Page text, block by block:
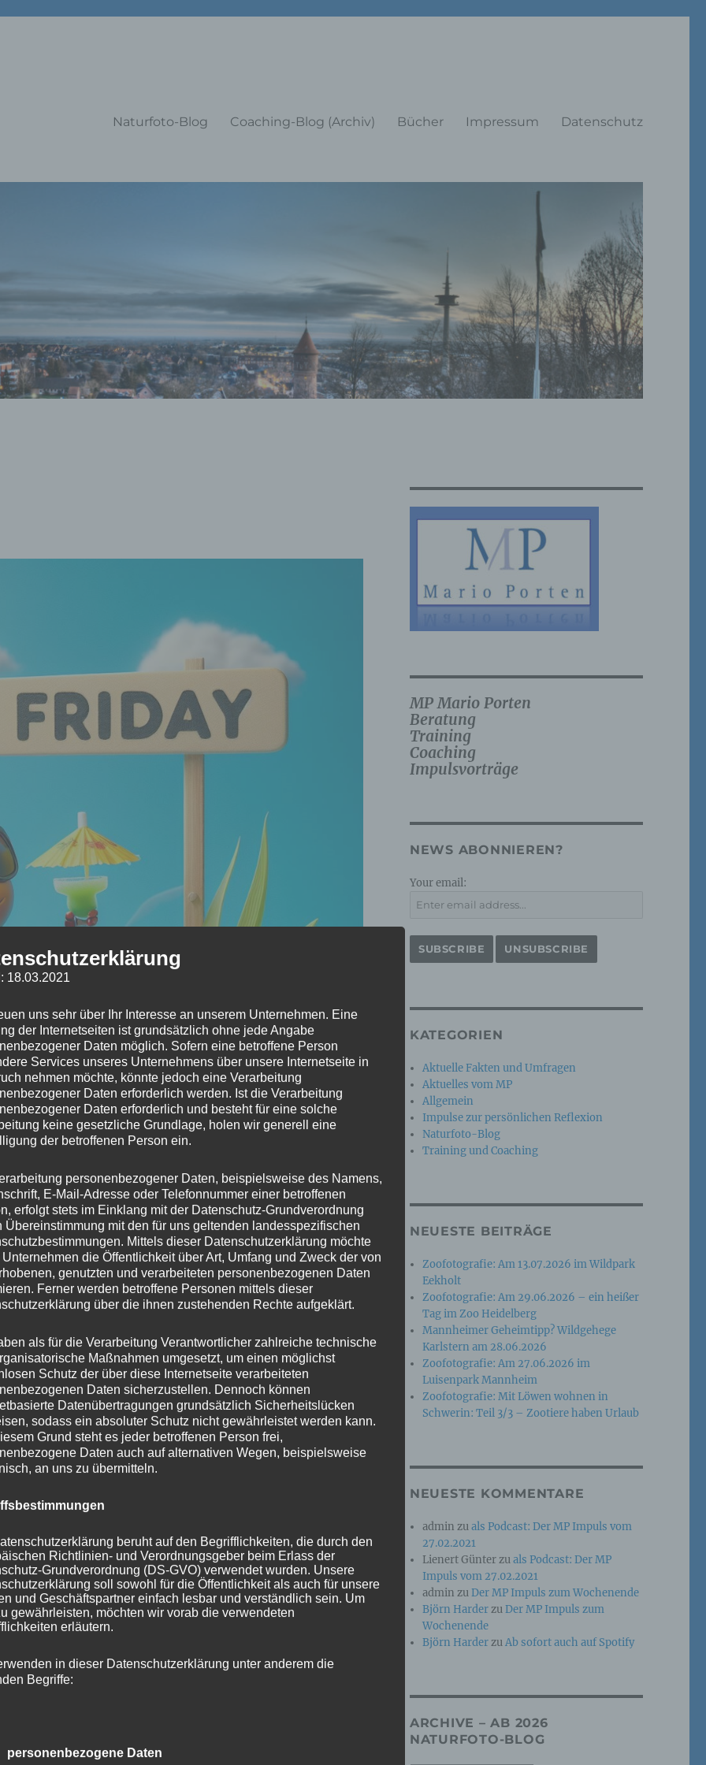
Naturfoto-Blog Coaching-Blog (Archiv) Bücher Impressum Datenschutz
hatte in der Vergangenheit bereits mehrfach für sehr
gesorgt. Modellversuche u.a. in Großbritannien
Ergebnisse sowohl für die Mitarbeitenden als auch
Das Softwareunternehmen BuchhaltungsButler und
legen nun zu diesem Thema eine neue
gaben dabei an, dass sie die 4-Tage in ihren
praktizieren, wobei 86% sie auf jeden Fall gerne
würden. Besonders in der Altersgruppe der 18-
Interesse mit 97% besonders hoch. Selbst in der am
Altersgruppe der über 56jährigen zeigten
81% Interesse an der 4-Tage -Woche.
auch das Ergebnis, dass mehr als die Hälfte der
bereit wäre, den Job zu wechseln, um im Modell der
arbeiten und dies selbst dann, wenn dazu bis zu 20%
wäre.
tun sich die Jüngeren (18-24) mit 75%
besonders hervor. Doch auch die Altersgruppe der
immer noch zur Hälfte zu einem Wechsel bereit.
MP Mario Porten
Beratung
Training
Coaching
Impulsvorträge
NEWS ABONNIEREN?
Your email:
KATEGORIEN
Aktuelle Fakten und Umfragen
Aktuelles vom MP
Allgemein
Impulse zur persönlichen Reflexion
Naturfoto-Blog
Training und Coaching
NEUESTE BEITRÄGE
Zoofotografie: Am 13.07.2026 im Wildpark
Eekholt
Zoofotografie: Am 29.06.2026 – ein heißer
Tag im Zoo Heidelberg
Mannheimer Geheimtipp? Wildgehege
Karlstern am 28.06.2026
Zoofotografie: Am 27.06.2026 im
Luisenpark Mannheim
Zoofotografie: Mit Löwen wohnen in
Schwerin: Teil 3/3 – Zootiere haben Urlaub
NEUESTE KOMMENTARE
admin zuals Podcast: Der MP Impuls vom
27.02.2021
Lienert Günterzuals Podcast: Der MP
Impuls vom 27.02.2021
admin zuDer MP Impuls zum Wochenende
Björn HarderzuDer MP Impuls zum
Wochenende
Björn HarderzuAb sofort auch auf Spotify
ARCHIVE – AB 2026
NATURFOTO-BLOG
18.03.2021
uns sehr über Ihr Interesse an unserem Unternehmen. Eine
der Internetseiten ist grundsätzlich ohne jede Angabe
Daten möglich. Sofern eine betroffene Person
Services unseres Unternehmens über unsere Internetseite in
nehmen möchte, könnte jedoch eine Verarbeitung
Daten erforderlich werden. Ist die Verarbeitung
Daten erforderlich und besteht für eine solche
keine gesetzliche Grundlage, holen wir generell eine
der betroffenen Person ein.
personenbezogener Daten, beispielsweise des Namens,
E-Mail-Adresse oder Telefonnummer einer betroffenen
erfolgt stets im Einklang mit der Datenschutz-Grundverordnung
Übereinstimmung mit den für uns geltenden landesspezifischen
Mittels dieser Datenschutzerklärung möchte
Unternehmen die Öffentlichkeit über Art, Umfang und Zweck der von
genutzten und verarbeiteten personenbezogenen Daten
Ferner werden betroffene Personen mittels dieser
über die ihnen zustehenden Rechte aufgeklärt.
als für die Verarbeitung Verantwortlicher zahlreiche technische
Maßnahmen umgesetzt, um einen möglichst
Schutz der über diese Internetseite verarbeiteten
Daten sicherzustellen. Dennoch können
Datenübertragungen grundsätzlich Sicherheitslücken
sodass ein absoluter Schutz nicht gewährleistet werden kann.
Grund steht es jeder betroffenen Person frei,
Daten auch auf alternativen Wegen, beispielsweise
an uns zu übermitteln.
beruht auf den Begrifflichkeiten, die durch den
Richtlinien- und Verordnungsgeber beim Erlass der
Grundverordnung (DS-GVO) verwendet wurden. Unsere
soll sowohl für die Öffentlichkeit als auch für unsere
und Geschäftspartner einfach lesbar und verständlich sein. Um
gewährleisten, möchten wir vorab die verwendeten
erläutern.
in dieser Datenschutzerklärung unter anderem die
Begriffe:
Daten